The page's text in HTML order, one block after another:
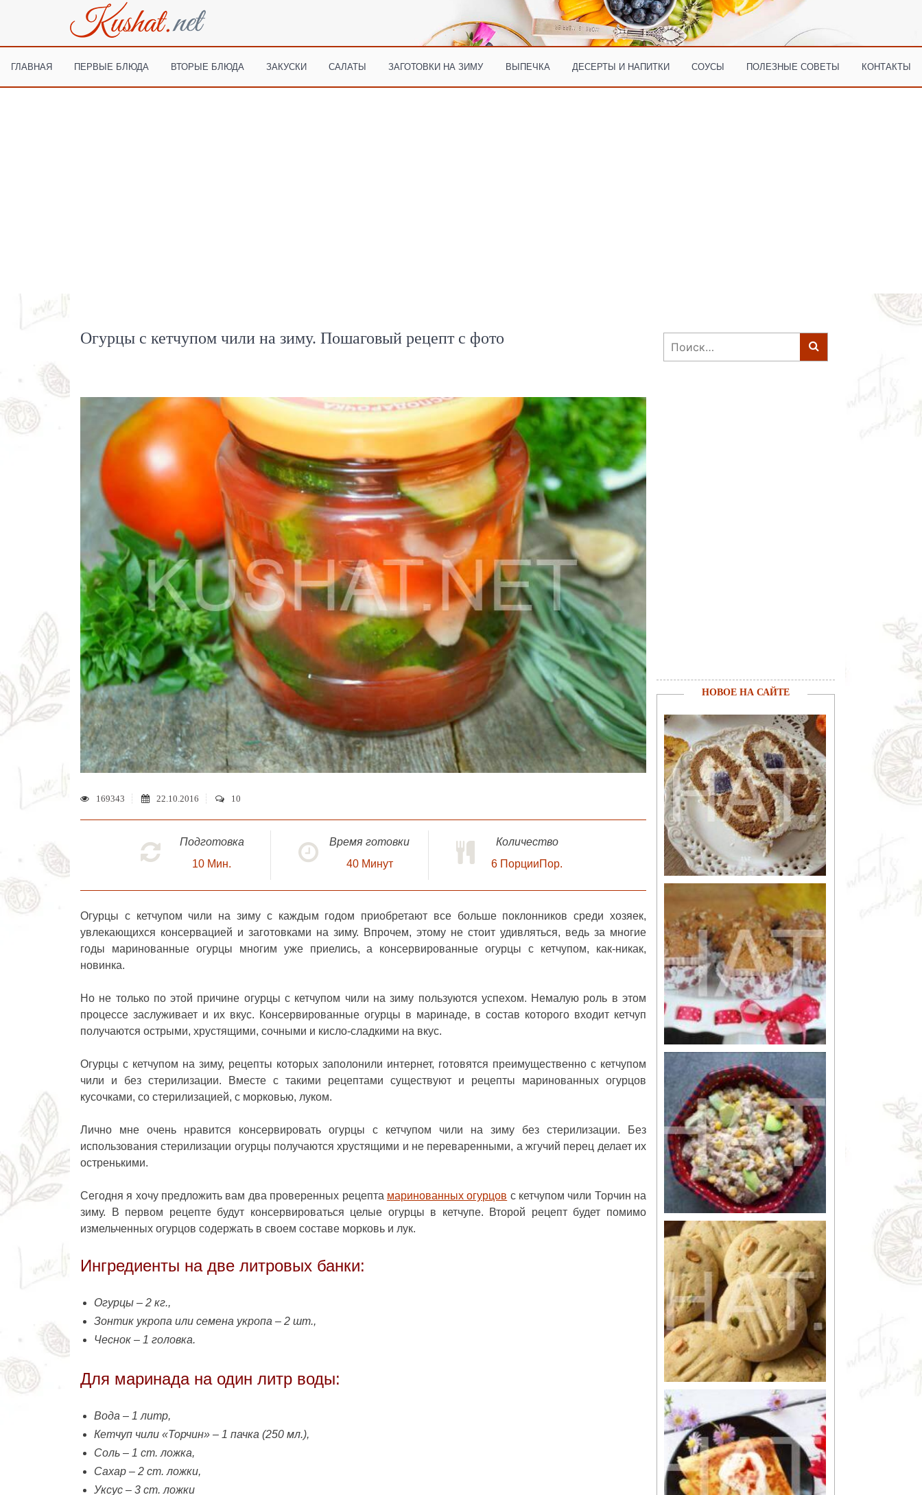
ГЛАВНАЯ ПЕРВЫЕ БЛЮДА ВТОРЫЕ БЛЮДА ЗАКУСКИ САЛАТЫ ЗАГОТОВКИ НА ЗИМУ ВЫПЕЧКА ДЕСЕРТЫ И НАПИТКИ СОУСЫ ПОЛЕЗНЫЕ СОВЕТЫ КОНТАКТЫ
Огурцы с кетчупом чили на зиму. Пошаговый рецепт с фото
169343 22.10.2016 10
Подготовка
10 Мин.
Время готовки
40 Минут
Количество
6 ПорцииПор.
Огурцы с кетчупом чили на зимус каждым годом приобретают все больше поклонников среди хозяек,
увлекающихся консервацией и заготовками на зиму. Впрочем, этому не стоит удивляться, ведь за многие
годы маринованные огурцы многим уже приелись, а консервированные огурцы с кетчупом, как-никак,
новинка.
Но не только по этой причине огурцы с кетчупом чили на зиму пользуются успехом. Немалую роль в этом
процессе заслуживает и их вкус. Консервированные огурцы в маринаде, в состав которого входит кетчуп
получаются острыми, хрустящими, сочными и кисло-сладкими на вкус.
Огурцы с кетчупом на зиму, рецепты которых заполонили интернет, готовятся преимущественно с кетчупом
чили и без стерилизации. Вместе с такими рецептами существуют и рецепты маринованных огурцов
кусочками, со стерилизацией, с морковью, луком.
Лично мне очень нравится консервировать огурцы с кетчупом чили на зиму без стерилизации. Без
использования стерилизации огурцы получаются хрустящими и не переваренными, а жгучий перец делает их
остренькими.
Сегодня я хочу предложить вам два проверенных рецепта маринованных огурцов с кетчупом чили Торчин на
зиму. В первом рецепте будут консервироваться целые огурцы в кетчупе. Второй рецепт будет помимо
измельченных огурцов содержать в своем составе морковь и лук.
Ингредиенты на две литровых банки:
Огурцы – 2 кг.,
Зонтик укропа или семена укропа – 2 шт.,
Чеснок – 1 головка.
Для маринада на один литр воды:
Вода – 1 литр,
Кетчуп чили «Торчин» – 1 пачка (250 мл.),
Соль – 1 ст. ложка,
Сахар – 2 ст. ложки,
Уксус – 3 ст. ложки
Найти:
НОВОЕ НА САЙТЕ